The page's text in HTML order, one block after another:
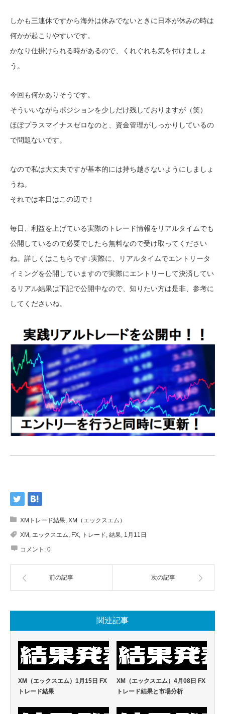
しかも三連休ですから海外は休みでないときに日本が休みの時は
何かが起こりやすいです。
かなり仕掛けられる時があるので、くれぐれも気を付けましょ
う。
今回も何かありそうです。
そういいながらポジションを少しだけ残しておりますが（笑）
ほぼプラスマイナスゼロなのと、資金管理がしっかりしているの
で問題ないです。
なので私は大丈夫ですが基本的には持ち越さないようにしましょ
うね。
それでは本日はこの辺で！
毎日、利益を上げている実際のトレード情報をリアルタイムでも
公開しているので必要でしたら無料なので受け取ってください
ね。詳しくはこちらです↓実際に、リアルタイムでエントリータ
イミングを公開していますので実際にエントリーして決済してい
るリアル結果は下記で公開中なので、知りたい方は是非、参考に
してくださいね。
XMトレード結果 XM（エックスエム）
XM エックスエム FX トレード 結果 1月11日
コメント: 0
前の記事 次の記事
関連記事
XM（エックスエム）1月15日 FX
トレード結果
XM（エックスエム）4月08日 FX
トレード結果と市場分析